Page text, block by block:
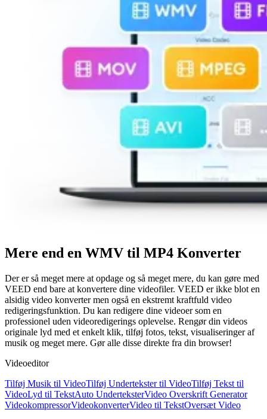
Mere end en WMV til MP4 Konverter
Der er så meget mere at opdage og så meget mere, du kan gøre med
VEED end bare at konvertere dine videofiler. VEED er ikke blot en
alsidig video konverter men også en ekstremt kraftfuld video
redigeringsfunktion. Du kan redigere dine videoer som en
professionel uden videoredigerings oplevelse. Rengør din videos
originale lyd med et enkelt klik, tilføj fotos, tekst, visualiseringer af
musik og meget mere. Gør alle disse direkte fra din browser!
Videoeditor
Tilføj Musik til VideoTilføj Undertekster til VideoTilføj Tekst til
VideoLyd til TekstAuto UnderteksterVideo Overskrift Generator
VideokompressorVideokonverterVideo til TekstOversæt Video